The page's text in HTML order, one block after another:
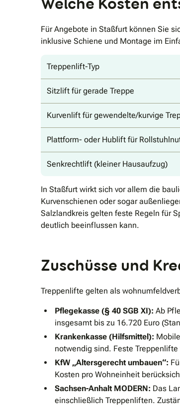
Für Angebote in Staßfurt können Sie
inklusive Schiene und Montage im
Treppenlift-Typ
Sitzlift für gerade Treppe
Kurvenlift für gewendelte/kurvige
Plattform- oder Hublift für
Senkrechtlift (kleiner Hausaufzug)
In Staßfurt wirkt sich vor allem die
Kurvenschienen oder sogar
Salzlandkreis gelten feste Regeln für
deutlich beeinflussen kann.
Zuschüsse und
Treppenlifte gelten als
Pflegekasse (§ 40 SGB XI): Ab
insgesamt bis zu 16.720 Euro
Krankenkasse (Hilfsmittel):
notwendig sind. Feste
KfW „Altersgerecht umbauen“:
Kosten pro Wohneinheit
Sachsen-Anhalt MODERN: Das
einschließlich Treppenliften.